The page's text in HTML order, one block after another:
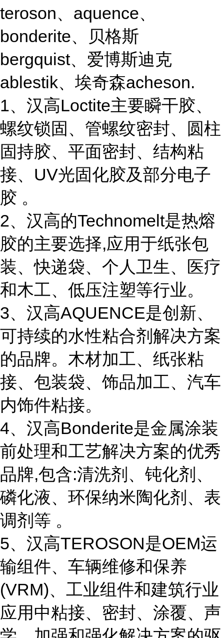
teroson、aquence、
bonderite、贝格斯
bergquist、爱博斯迪克
ablestik、埃奇森acheson.
1、汉高Loctite主要瞬干胶、
螺纹锁固、管螺纹密封、圆柱
固持胶、平面密封、结构粘
接、UV光固化胶及部分电子
胶 。
2、汉高的Technomelt是热熔
胶的主要选择,应用于纸张包
装、快递袋、个人卫生、医疗
和木工、低压注塑等行业。
3、汉高AQUENCE是创新、
可持续的水性粘合剂解决方案
的品牌。木材加工、纸张粘
接、包装袋、饰品加工、汽车
内饰件粘接。
4、汉高Bonderite是金属涂装
前处理和工艺解决方案的优秀
品牌,包含:清洗剂、钝化剂、
磷化液、环保纳米陶化剂、表
调剂等 。
5、汉高TEROSON是OEM运
输组件、车辆维修和保养
(VRM)、工业组件和建筑行业
应用中粘接、密封、涂覆、声